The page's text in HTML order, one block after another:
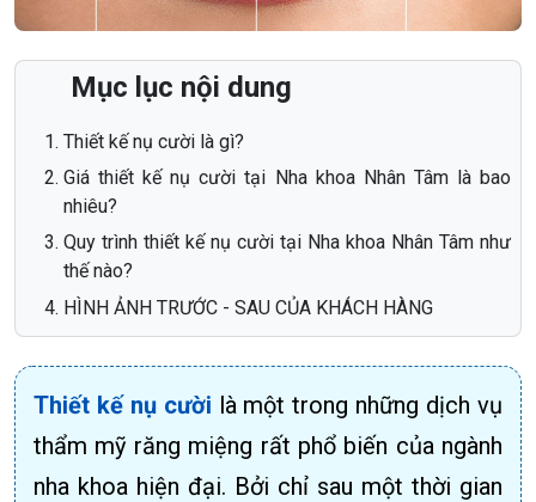
Mục lục nội dung
Thiết kế nụ cười là gì?
Giá thiết kế nụ cười tại Nha khoa Nhân Tâm là bao
nhiêu?
Quy trình thiết kế nụ cười tại Nha khoa Nhân Tâm như
thế nào?
HÌNH ẢNH TRƯỚC - SAU CỦA KHÁCH HÀNG
Thiết kế nụ cười là một trong những dịch vụ
thẩm mỹ răng miệng rất phổ biến của ngành
nha khoa hiện đại. Bởi chỉ sau một thời gian